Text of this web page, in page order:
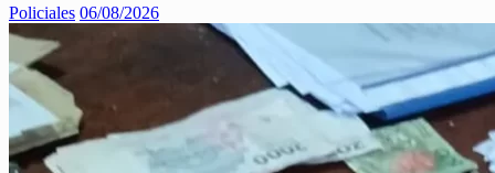
Policiales 06/08/2026